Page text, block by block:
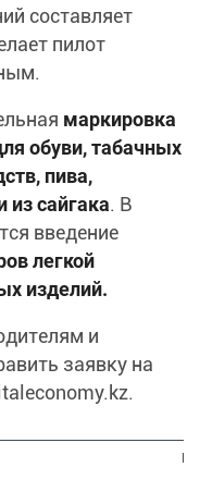
составляет
пилот
маркировка
обуви, табачных
пива,
из сайгака. В
введение
легкой
изделий.
и
заявку на